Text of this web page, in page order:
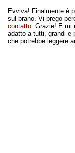
Evviva! Finalmente è
sul brano. Vi prego
contatto. Grazie! E mi
adatto a tutti, grandi e
che potrebbe leggere